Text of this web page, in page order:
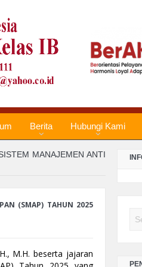
Berita Hubungi Kami
MANAJEMEN ANTI
(SMAP) TAHUN 2025
M.H. beserta jajaran